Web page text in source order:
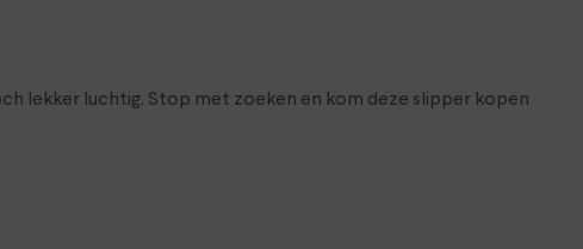
lekker luchtig. Stop met zoeken en kom deze slipper kopen